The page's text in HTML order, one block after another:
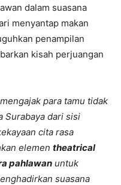
dalam suasana
menyantap makan
penampilan
kisah perjuangan
para tamu tidak
Surabaya dari sisi
cita rasa
elemen theatrical
pahlawan untuk
suasana